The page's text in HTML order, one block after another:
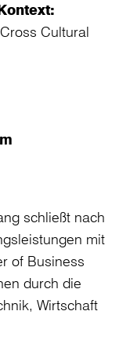
Cultural
schließt nach
mit
of Business
durch die
Wirtschaft